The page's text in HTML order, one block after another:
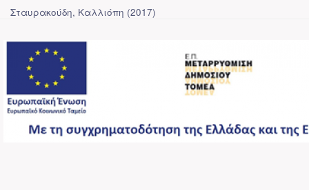
Σταυρακούδη, Καλλιόπη (2017)